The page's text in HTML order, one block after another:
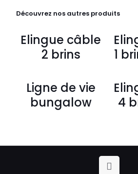
Découvrez nos autres produits
Elingue câble
2 brins
1
Ligne de vie
bungalow
4